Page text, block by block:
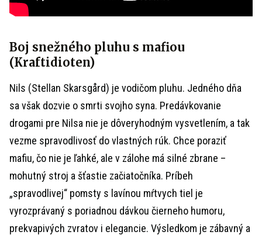
Boj snežného pluhu s mafiou
(Kraftidioten)
Nils (Stellan Skarsgård) je vodičom pluhu. Jedného dňa
sa však dozvie o smrti svojho syna. Predávkovanie
drogami pre Nilsa nie je dôveryhodným vysvetlením, a tak
vezme spravodlivosť do vlastných rúk. Chce poraziť
mafiu, čo nie je ľahké, ale v zálohe má silné zbrane –
mohutný stroj a šťastie začiatočníka. Príbeh
„spravodlivej“ pomsty s lavínou mŕtvych tiel je
vyrozprávaný s poriadnou dávkou čierneho humoru,
prekvapivých zvratov i elegancie. Výsledkom je zábavný a